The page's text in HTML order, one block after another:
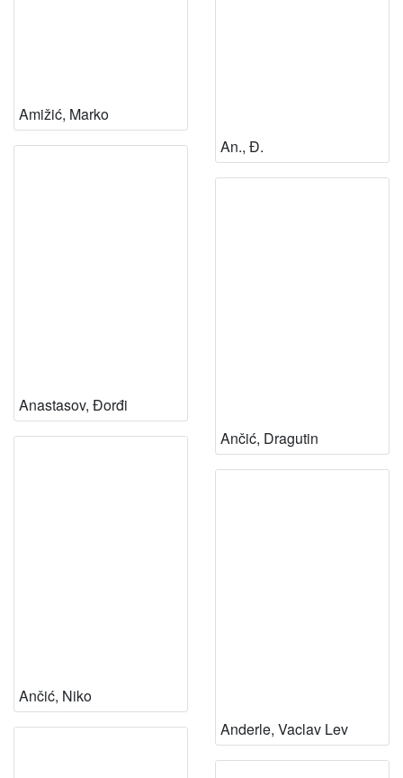
Amižić, Marko
An., Đ.
Anastasov, Đorđi
Ančić, Dragutin
Ančić, Niko
Anderle, Vaclav Lev